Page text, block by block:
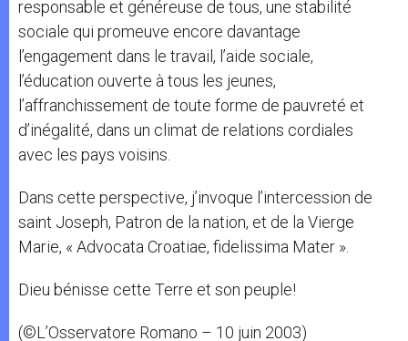
responsable et généreuse de tous, une stabilité
sociale qui promeuve encore davantage
l’engagement dans le travail, l’aide sociale,
l’éducation ouverte à tous les jeunes,
l’affranchissement de toute forme de pauvreté et
d’inégalité, dans un climat de relations cordiales
avec les pays voisins.
Dans cette perspective, j’invoque l’intercession de
saint Joseph, Patron de la nation, et de la Vierge
Marie, « Advocata Croatiae, fidelissima Mater ».
Dieu bénisse cette Terre et son peuple!
(©L’Osservatore Romano – 10 juin 2003)